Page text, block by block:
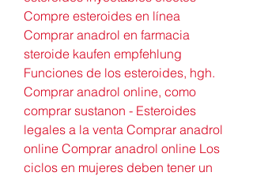
Compre esteroides en línea
Comprar anadrol en farmacia
steroide kaufen empfehlung
Funciones de los esteroides, hgh.
Comprar anadrol online, como
comprar sustanon - Esteroides
legales a la venta Comprar anadrol
online Comprar anadrol online Los
ciclos en mujeres deben tener un